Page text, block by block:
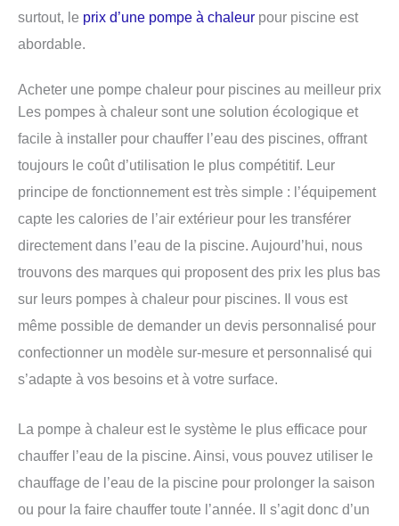
surtout, le prix d’une pompe à chaleur pour piscine est
abordable.
Acheter une pompe chaleur pour piscines au meilleur prix
Les pompes à chaleur sont une solution écologique et
facile à installer pour chauffer l’eau des piscines, offrant
toujours le coût d’utilisation le plus compétitif. Leur
principe de fonctionnement est très simple : l’équipement
capte les calories de l’air extérieur pour les transférer
directement dans l’eau de la piscine. Aujourd’hui, nous
trouvons des marques qui proposent des prix les plus bas
sur leurs pompes à chaleur pour piscines. Il vous est
même possible de demander un devis personnalisé pour
confectionner un modèle sur-mesure et personnalisé qui
s’adapte à vos besoins et à votre surface.
La pompe à chaleur est le système le plus efficace pour
chauffer l’eau de la piscine. Ainsi, vous pouvez utiliser le
chauffage de l’eau de la piscine pour prolonger la saison
ou pour la faire chauffer toute l’année. Il s’agit donc d’un